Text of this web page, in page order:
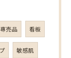
売品 看板
敏感肌